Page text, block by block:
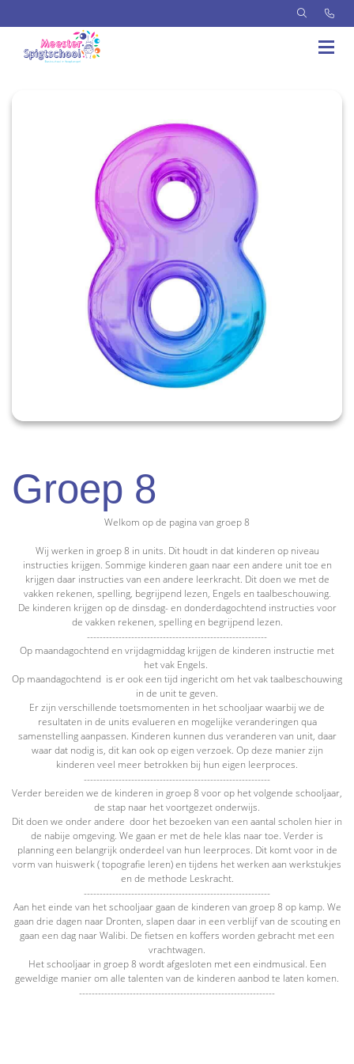
Groep 8
Welkom op de pagina van groep 8
Wij werken in groep 8 in units. Dit houdt in dat kinderen op niveau
instructies krijgen. Sommige kinderen gaan naar een andere unit toe en
krijgen daar instructies van een andere leerkracht. Dit doen we met de
vakken rekenen, spelling, begrijpend lezen, Engels en taalbeschouwing.
De kinderen krijgen op de dinsdag- en donderdagochtend instructies voor
de vakken rekenen, spelling en begrijpend lezen.
---------------------------------------------------------
Op maandagochtend en vrijdagmiddag krijgen de kinderen instructie met
het vak Engels.
Op maandagochtend is er ook een tijd ingericht om het vak taalbeschouwing
in de unit te geven.
Er zijn verschillende toetsmomenten in het schooljaar waarbij we de
resultaten in de units evalueren en mogelijke veranderingen qua
samenstelling aanpassen. Kinderen kunnen dus veranderen van unit, daar
waar dat nodig is, dit kan ook op eigen verzoek. Op deze manier zijn
kinderen veel meer betrokken bij hun eigen leerproces.
-----------------------------------------------------------
Verder bereiden we de kinderen in groep 8 voor op het volgende schooljaar,
de stap naar het voortgezet onderwijs.
Dit doen we onder andere door het bezoeken van een aantal scholen hier in
de nabije omgeving. We gaan er met de hele klas naar toe. Verder is
planning een belangrijk onderdeel van hun leerproces. Dit komt voor in de
vorm van huiswerk ( topografie leren) en tijdens het werken aan werkstukjes
en de methode Leskracht.
-----------------------------------------------------------
Aan het einde van het schooljaar gaan de kinderen van groep 8 op kamp. We
gaan drie dagen naar Dronten, slapen daar in een verblijf van de scouting en
gaan een dag naar Walibi. De fietsen en koffers worden gebracht met een
vrachtwagen.
Het schooljaar in groep 8 wordt afgesloten met een eindmusical. Een
geweldige manier om alle talenten van de kinderen aanbod te laten komen.
--------------------------------------------------------------